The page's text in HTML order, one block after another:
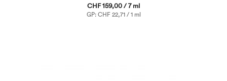
CHF 159,00 / 7 ml
GP: CHF 22,71 / 1 ml